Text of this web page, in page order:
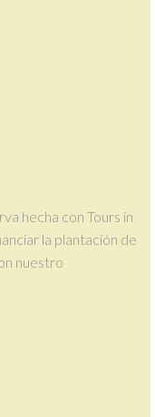
hecha con Tours in
la plantación de
nuestro